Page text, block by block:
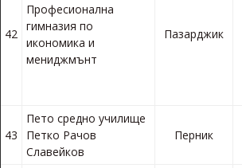
42
Професионална
гимназия по
икономика и
мениджмънт
Пазарджик
43
Пето средно училище
Петко Рачов
Славейков
Перник